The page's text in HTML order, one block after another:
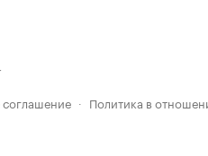
соглашение · Политика в